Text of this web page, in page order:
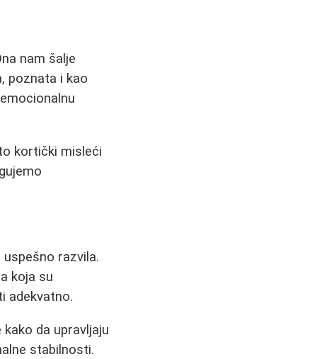
nam šalje
poznata i kao
kortički misleći
razvila.
koja su
adekvatno.
da upravljaju
stabilnosti.